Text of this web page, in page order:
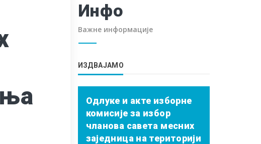
Инфо
Важне информације
ИЗДВАЈАМО
Одлуке и акте изборне
комисије за избор
чланова савета месних
заједница на територији